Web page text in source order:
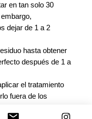
en tan solo 30
dejar de 1 a 2
hasta obtener
después de 1 a
el tratamiento
fuera de los